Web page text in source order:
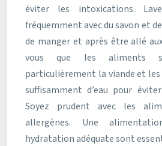
éviter les intoxications.
fréquemment avec du savon et
de manger et après être allé
vous que les aliments
particulièrement la viande et les
suffisamment d’eau pour
Soyez prudent avec les
allergènes. Une
hydratation adéquate sont